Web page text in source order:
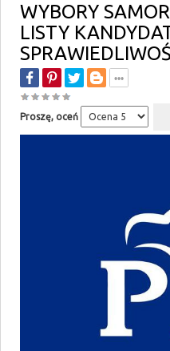
WYBORY
LISTY
Proszę, oceń